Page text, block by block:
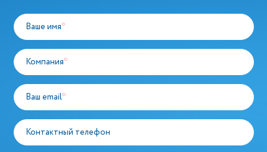
Ваше имя*
Компания*
Ваш email*
Контактный телефон